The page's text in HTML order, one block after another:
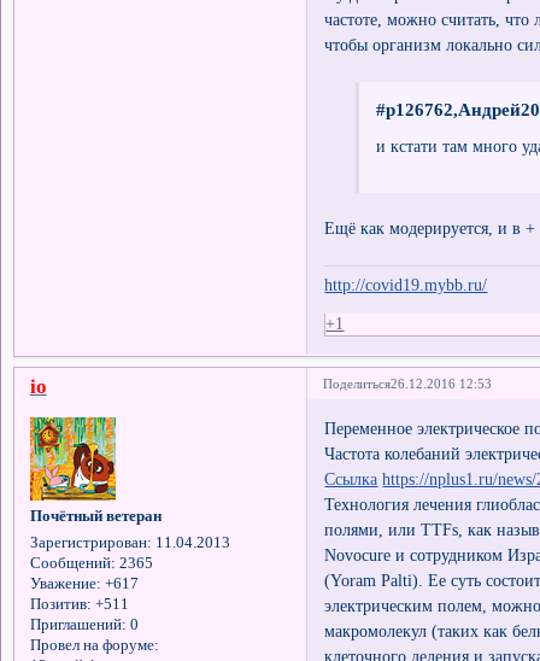
частоте, можно считать,
чтобы организм локально
и кстати там много
Ещё как модерируется, и в
http://covid19.mybb.ru/
+1
Поделиться26.12.2016 12:53
io
Почётный ветеран
Зарегистрирован: 11.04.2013
Сообщений: 2365
Уважение: +617
Позитив: +511
Приглашений: 0
Провел на форуме:
Переменное электрическое
Частота колебаний
Ссылка https://nplus1.ru/
Технология лечения
полями, или TTFs, как
Novocure и сотрудником
(Yoram Palti). Ее суть
электрическим полем,
макромолекул (таких как
клеточного деления и